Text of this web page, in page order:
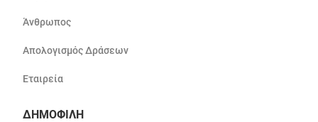
Άνθρωπος
Απολογισμός Δράσεων
Εταιρεία
ΔΗΜΟΦΙΛΗ